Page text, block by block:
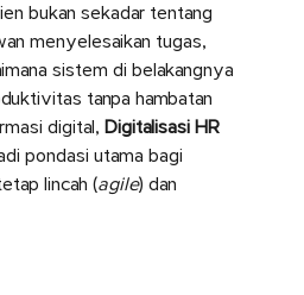
bukan sekadar tentang
menyelesaikan tugas,
sistem di belakangnya
tanpa hambatan
digital,Digitalisasi HR
pondasi utama bagi
lincah (agile) dan